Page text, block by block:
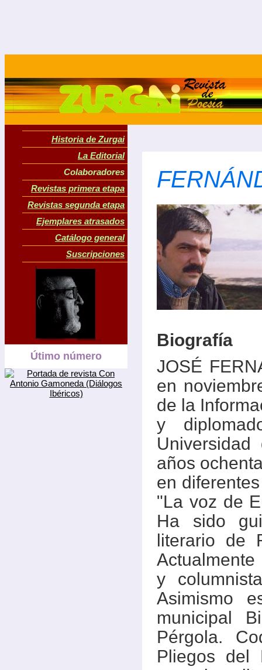
Historia de Zurgai
La Editorial
Colaboradores
Revistas primera etapa
Revistas segunda etapa
Ejemplares atrasados
Catálogo general
Suscripciones
Útimo número
Biografía
JOSÉ
en
de la
y
años
en
"La voz de
Ha sido
literario de
y
Asimismo
municipal
Pérgola.
Pliegos del